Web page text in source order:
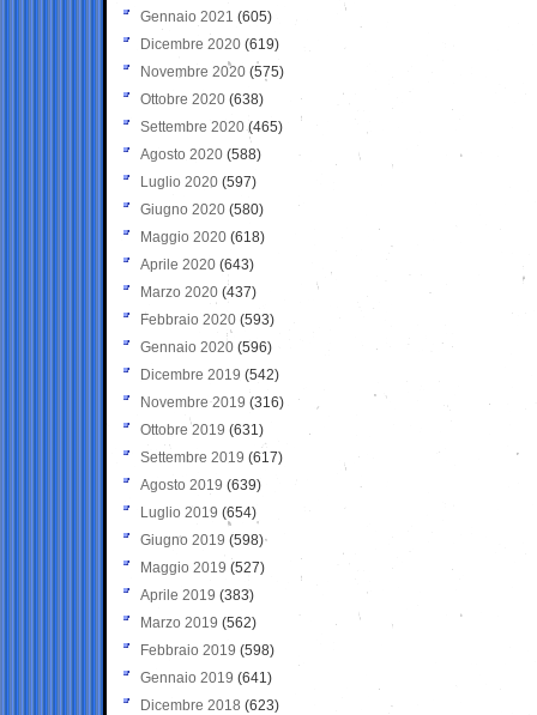
Gennaio 2021 (605)
Dicembre 2020 (619)
Novembre 2020 (575)
Ottobre 2020 (638)
Settembre 2020(465)
Agosto 2020 (588)
Luglio 2020 (597)
Giugno 2020 (580)
Maggio 2020 (618)
Aprile 2020 (643)
Marzo 2020 (437)
Febbraio 2020 (593)
Gennaio 2020 (596)
Dicembre 2019 (542)
Novembre 2019 (316)
Ottobre 2019 (631)
Settembre 2019 (617)
Agosto 2019 (639)
Luglio 2019 (654)
Giugno 2019 (598)
Maggio 2019 (527)
Aprile 2019 (383)
Marzo 2019 (562)
Febbraio 2019 (598)
Gennaio 2019 (641)
Dicembre 2018 (623)